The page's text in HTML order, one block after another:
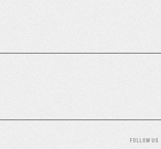
FOLLOW US